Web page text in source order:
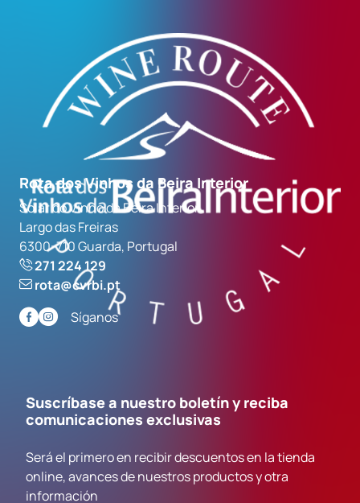
Rota dos Vinhos da Beira Interior
Solar do Vinho da Beira Interior
Largo das Freiras
6300-710 Guarda, Portugal
271 224 129
rota@cvrbi.pt
Síganos
Suscríbase a nuestro boletín y reciba
comunicaciones exclusivas
Será el primero en recibir descuentos en la tienda
online, avances de nuestros productos y otra
información